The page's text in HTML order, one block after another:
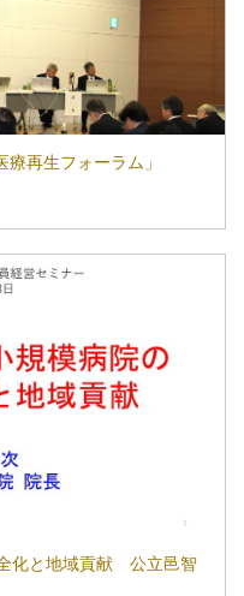
再生フォーラム」
化と地域貢献 公立邑智